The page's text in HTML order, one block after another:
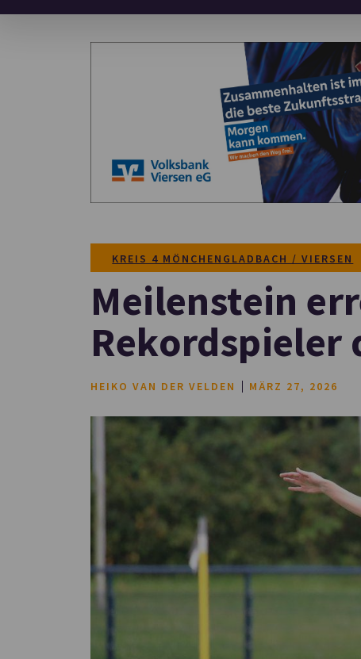
KREIS 4 MÖNCHENGLADBACH / VIERSEN
Meilenstein
Rekordspieler
HEIKO VAN DER VELDEN MÄRZ 27, 2026